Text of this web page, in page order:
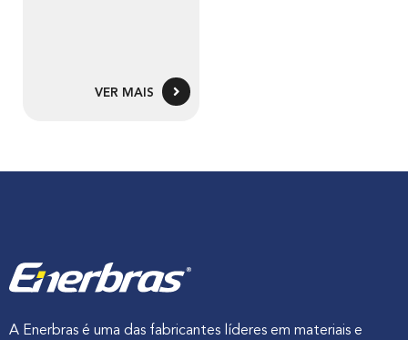
VER MAIS
A Enerbras é uma das fabricantes líderes em materiais e